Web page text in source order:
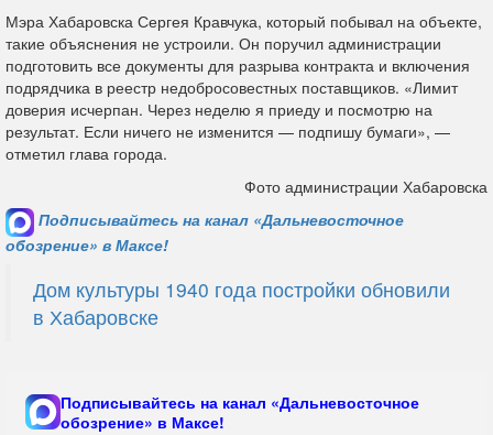
Мэра Хабаровска Сергея Кравчука, который побывал на объекте,
такие объяснения не устроили. Он поручил администрации
подготовить все документы для разрыва контракта и включения
подрядчика в реестр недобросовестных поставщиков. «Лимит
доверия исчерпан. Через неделю я приеду и посмотрю на
результат. Если ничего не изменится — подпишу бумаги», —
отметил глава города.
Фото администрации Хабаровска
Подписывайтесь на канал «Дальневосточное
обозрение» в Максе!
Дом культуры 1940 года постройки обновили
в Хабаровске
Подписывайтесь на канал «Дальневосточное
обозрение» в Максе!